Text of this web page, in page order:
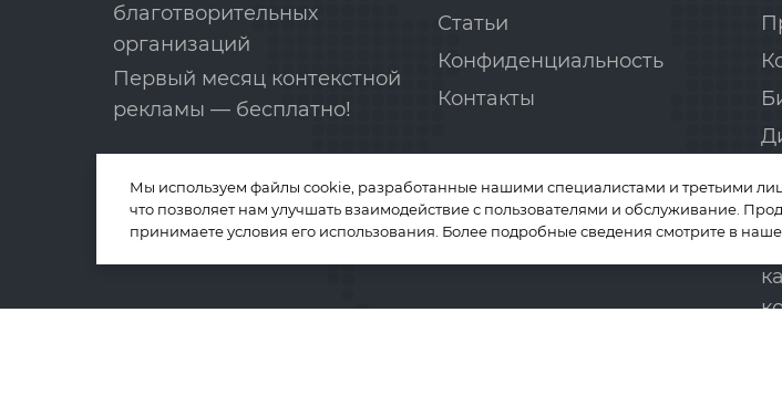
благотворительных
организаций
Первый месяц контекстной
рекламы — бесплатно!
Статьи
Конфиденциальность
Контакты
Мы используем файлы cookie, разработанные нашими специалистами и третьими
что позволяет нам улучшать взаимодействие с пользователями и обслуживание.
принимаете условия его использования. Более подробные сведения смотрите в